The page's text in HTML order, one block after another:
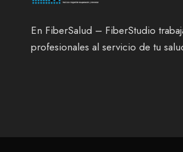
En FiberSalud – FiberStudio
profesionales al servicio de tu